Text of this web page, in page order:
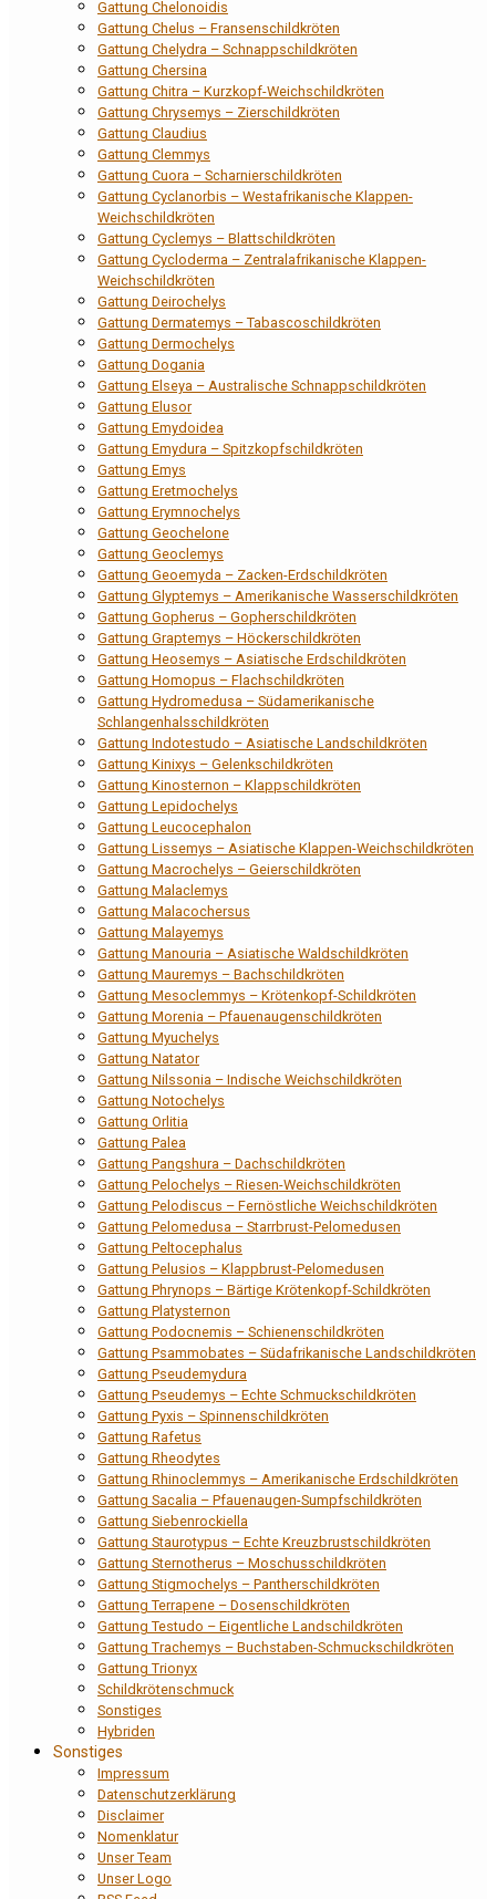
Gattung Chelonoidis
Gattung Chelus – Fransenschildkröten
Gattung Chelydra – Schnappschildkröten
Gattung Chersina
Gattung Chitra – Kurzkopf-Weichschildkröten
Gattung Chrysemys – Zierschildkröten
Gattung Claudius
Gattung Clemmys
Gattung Cuora – Scharnierschildkröten
Gattung Cyclanorbis – Westafrikanische Klappen-
Weichschildkröten
Gattung Cyclemys – Blattschildkröten
Gattung Cycloderma – Zentralafrikanische Klappen-
Weichschildkröten
Gattung Deirochelys
Gattung Dermatemys – Tabascoschildkröten
Gattung Dermochelys
Gattung Dogania
Gattung Elseya – Australische Schnappschildkröten
Gattung Elusor
Gattung Emydoidea
Gattung Emydura – Spitzkopfschildkröten
Gattung Emys
Gattung Eretmochelys
Gattung Erymnochelys
Gattung Geochelone
Gattung Geoclemys
Gattung Geoemyda – Zacken-Erdschildkröten
Gattung Glyptemys – Amerikanische Wasserschildkröten
Gattung Gopherus – Gopherschildkröten
Gattung Graptemys – Höckerschildkröten
Gattung Heosemys – Asiatische Erdschildkröten
Gattung Homopus – Flachschildkröten
Gattung Hydromedusa – Südamerikanische
Schlangenhalsschildkröten
Gattung Indotestudo – Asiatische Landschildkröten
Gattung Kinixys – Gelenkschildkröten
Gattung Kinosternon – Klappschildkröten
Gattung Lepidochelys
Gattung Leucocephalon
Gattung Lissemys – Asiatische Klappen-Weichschildkröten
Gattung Macrochelys – Geierschildkröten
Gattung Malaclemys
Gattung Malacochersus
Gattung Malayemys
Gattung Manouria – Asiatische Waldschildkröten
Gattung Mauremys – Bachschildkröten
Gattung Mesoclemmys – Krötenkopf-Schildkröten
Gattung Morenia – Pfauenaugenschildkröten
Gattung Myuchelys
Gattung Natator
Gattung Nilssonia – Indische Weichschildkröten
Gattung Notochelys
Gattung Orlitia
Gattung Palea
Gattung Pangshura – Dachschildkröten
Gattung Pelochelys – Riesen-Weichschildkröten
Gattung Pelodiscus – Fernöstliche Weichschildkröten
Gattung Pelomedusa – Starrbrust-Pelomedusen
Gattung Peltocephalus
Gattung Pelusios – Klappbrust-Pelomedusen
Gattung Phrynops – Bärtige Krötenkopf-Schildkröten
Gattung Platysternon
Gattung Podocnemis – Schienenschildkröten
Gattung Psammobates – Südafrikanische Landschildkröten
Gattung Pseudemydura
Gattung Pseudemys – Echte Schmuckschildkröten
Gattung Pyxis – Spinnenschildkröten
Gattung Rafetus
Gattung Rheodytes
Gattung Rhinoclemmys – Amerikanische Erdschildkröten
Gattung Sacalia – Pfauenaugen-Sumpfschildkröten
Gattung Siebenrockiella
Gattung Staurotypus – Echte Kreuzbrustschildkröten
Gattung Sternotherus – Moschusschildkröten
Gattung Stigmochelys – Pantherschildkröten
Gattung Terrapene – Dosenschildkröten
Gattung Testudo – Eigentliche Landschildkröten
Gattung Trachemys – Buchstaben-Schmuckschildkröten
Gattung Trionyx
Schildkrötenschmuck
Sonstiges
Hybriden
Sonstiges
Impressum
Datenschutzerklärung
Disclaimer
Nomenklatur
Unser Team
Unser Logo